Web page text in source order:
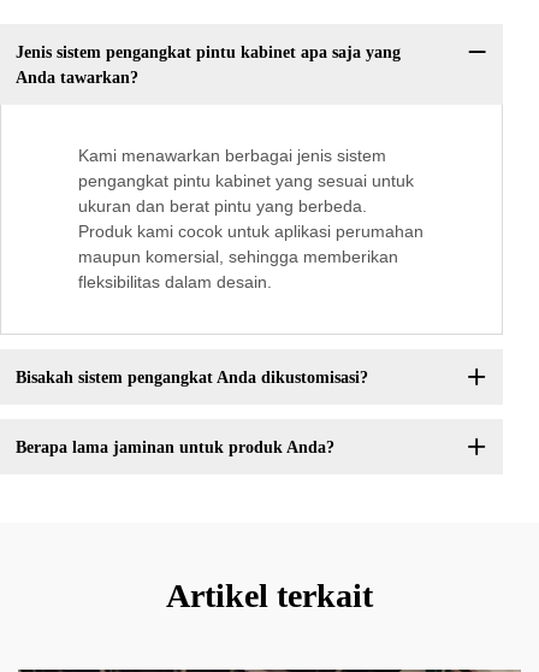
Jenis sistem pengangkat pintu kabinet apa saja yang
Anda tawarkan?
Kami menawarkan berbagai jenis sistem
pengangkat pintu kabinet yang sesuai untuk
ukuran dan berat pintu yang berbeda.
Produk kami cocok untuk aplikasi perumahan
maupun komersial, sehingga memberikan
fleksibilitas dalam desain.
Bisakah sistem pengangkat Anda dikustomisasi?
Berapa lama jaminan untuk produk Anda?
Artikel terkait